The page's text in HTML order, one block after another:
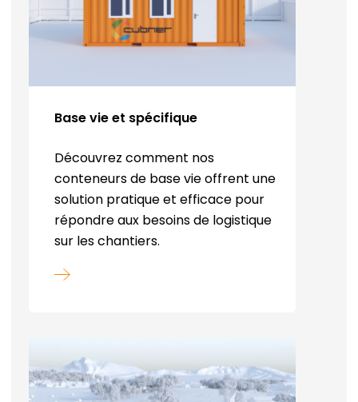
Base vie et spécifique
Découvrez comment nos
conteneurs de base vie offrent une
solution pratique et efficace pour
répondre aux besoins de logistique
sur les chantiers.